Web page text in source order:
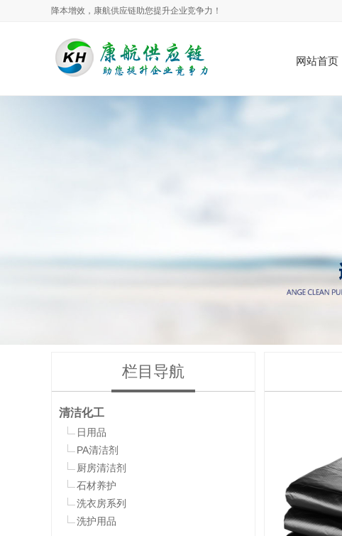
降本增效，康航供应链助您提升企业竞争力！
网站首页
栏目导航
清洁化工
日用品
PA清洁剂
厨房清洁剂
石材养护
洗衣房系列
洗护用品